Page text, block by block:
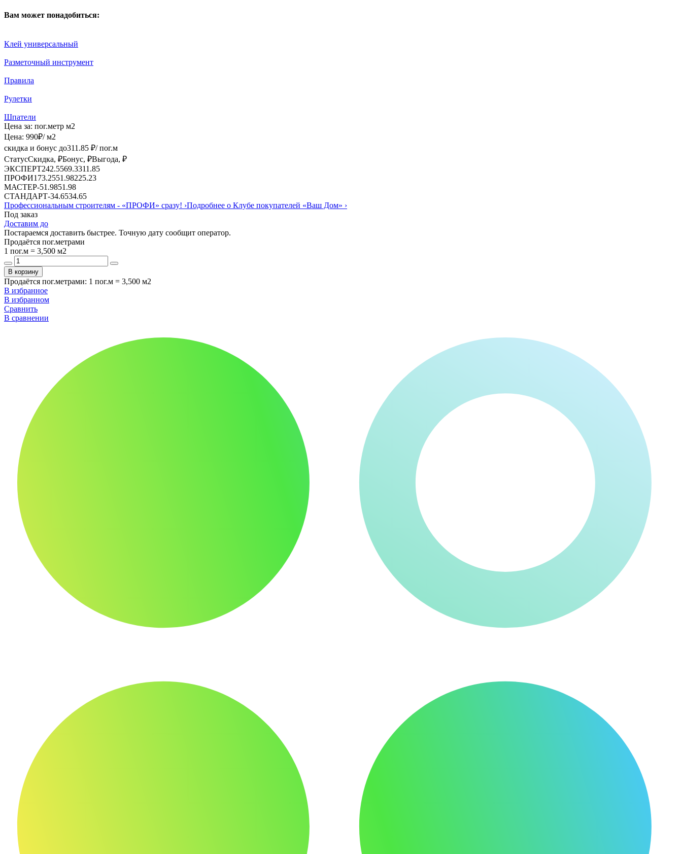
Вам может понадобиться:
Клей универсальный
Разметочный инструмент
Правила
Рулетки
Шпатели
Цена за: пог.метр м2
Цена: 990₽/ м2
скидка и бонус до311.85 ₽/ пог.м
СтатусСкидка, ₽Бонус, ₽Выгода, ₽
ЭКСПЕРТ242.5569.3311.85
ПРОФИ173.2551.98225.23
МАСТЕР-51.9851.98
СТАНДАРТ-34.6534.65
Профессиональным строителям - «ПРОФИ» сразу! ›Подробнее о Клубе покупателей «Ваш Дом» ›
Под заказ
Доставим до
Постараемся доставить быстрее. Точную дату сообщит оператор.
Продаётся пог.метрами
1 пог.м = 3,500 м2
В корзину
Продаётся пог.метрами: 1 пог.м = 3,500 м2
В избранное
В избранном
Сравнить
В сравнении